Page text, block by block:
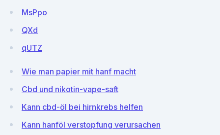
MsPpo
QXd
qUTZ
Wie man papier mit hanf macht
Cbd und nikotin-vape-saft
Kann cbd-öl bei hirnkrebs helfen
Kann hanföl verstopfung verursachen